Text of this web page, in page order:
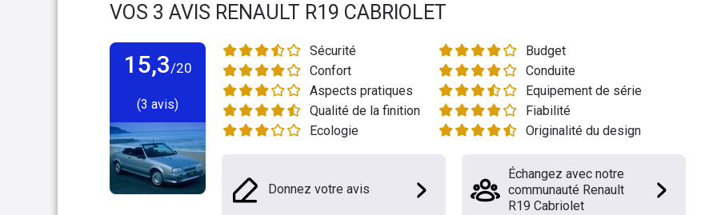
VOS 3 AVIS RENAULT R19 CABRIOLET
15,3/20
(3 avis)
Sécurité
Budget
Confort
Conduite
Aspects pratiques
Equipement de série
Qualité de la finition
Fiabilité
Ecologie
Originalité du design
Donnez votre avis
Échangez avec notre
communauté Renault
R19 Cabriolet